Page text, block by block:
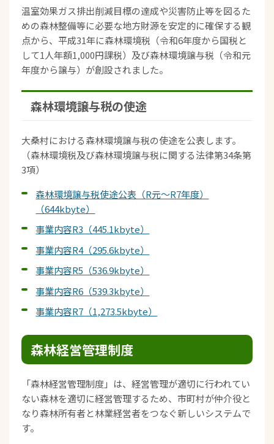
温室効果ガス排出削減目標の達成や災害防止等を図るた
めの森林整備等に必要な地方財源を安定的に確保する観
点から、平成31年に森林環境税（令和6年度から国税と
して1人年額1,000円課税）及び森林環境譲与税（令和元
年度から譲与）が創設されました。
森林環境譲与税の使途
大桑村における森林環境譲与税の使途を公表します。
（森林環境税及び森林環境譲与税に関する法律第34条第
3項）
森林環境譲与税使途公表（R元～R7年度）
（644kbyte）
事業内容R3（445.1kbyte）
事業内容R4（295.6kbyte）
事業内容R5（536.9kbyte）
事業内容R6（539.3kbyte）
事業内容R7（1,273.5kbyte）
森林経営管理制度
「森林経営管理制度」は、経営管理が適切に行われてい
ない森林を適切に経営管理するため、市町村が仲介役と
なり森林所有者と林業経営者をつなぐ新しいシステムで
す。